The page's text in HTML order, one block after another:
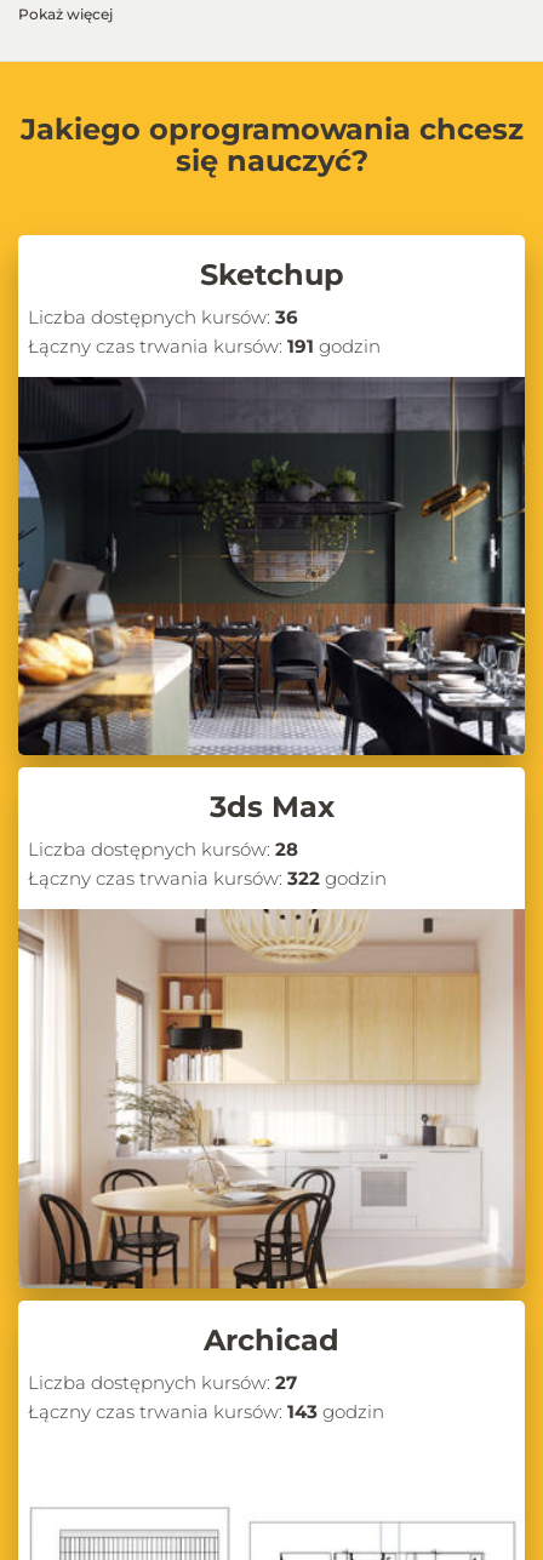
Pokaż więcej
Jakiego oprogramowania chcesz
się nauczyć?
Sketchup
Liczba dostępnych kursów: 36
Łączny czas trwania kursów: 191 godzin
3ds Max
Liczba dostępnych kursów: 28
Łączny czas trwania kursów: 322 godzin
Archicad
Liczba dostępnych kursów: 27
Łączny czas trwania kursów: 143 godzin